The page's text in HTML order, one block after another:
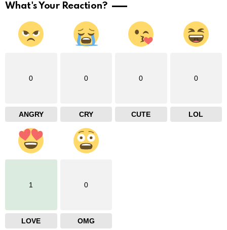
What's Your Reaction?
0
ANGRY
0
CRY
0
CUTE
0
LOL
1
LOVE
0
OMG